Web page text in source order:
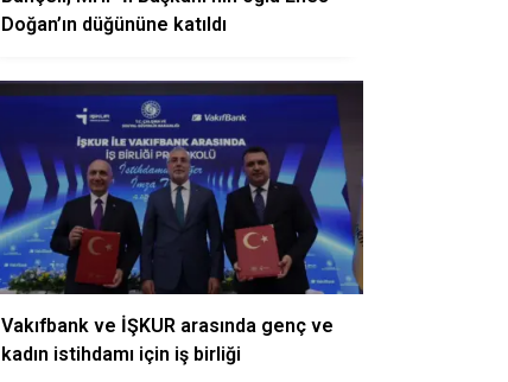
Doğan’ın düğününe katıldı
Vakıfbank ve İŞKUR arasında genç ve
kadın istihdamı için iş birliği